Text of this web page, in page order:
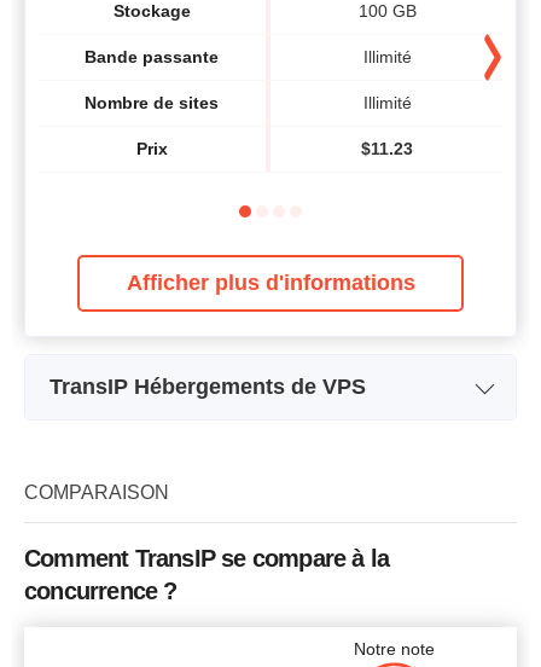
Stockage
Bande passante
Nombre de sites
Prix
100 GB
Illimité
Illimité
$11.23
Afficher plus d'informations
TransIP Hébergements de VPS
Stockage
RAM
Prix $223
COMPARAISON
Comment TransIP se compare à la
concurrence ?
Notre note